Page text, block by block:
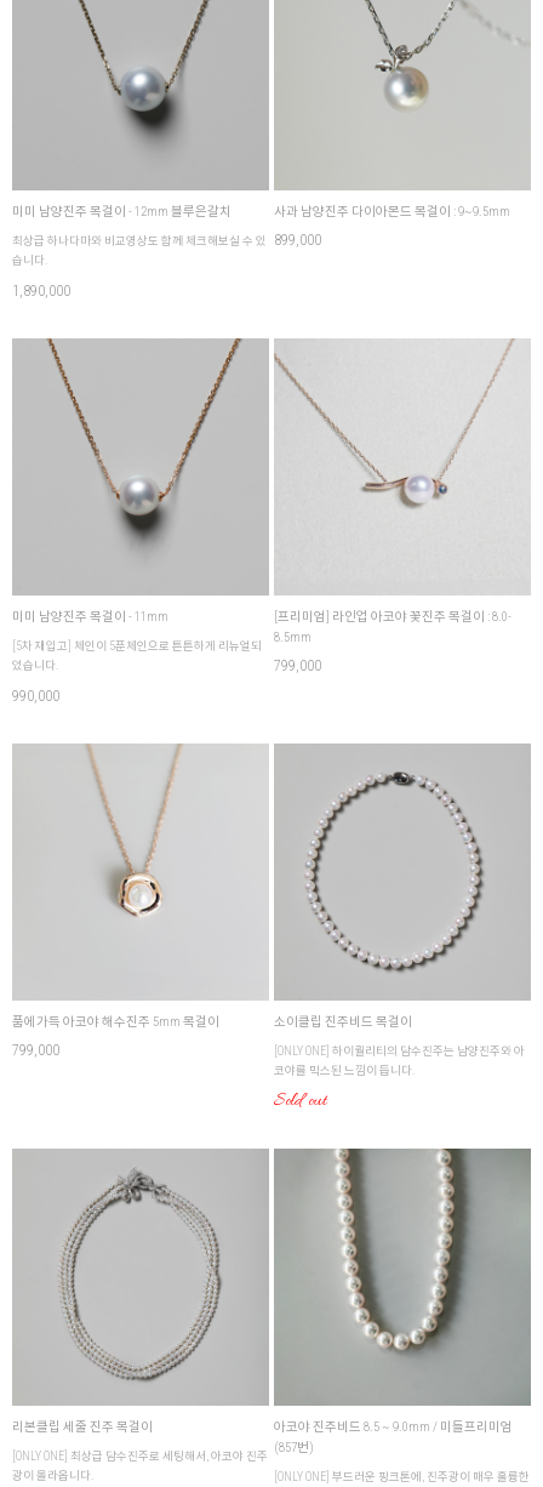
미미 남양진주 목걸이 - 12mm 블루은갈치
최상급 하나다마와 비교영상도 함께 체크해보실 수 있
습니다.
1,890,000
사과 남양진주 다이아몬드 목걸이 : 9~9.5mm
899,000
미미 남양진주 목걸이 - 11mm
[5차 재입고] 체인이 5푼체인으로 튼튼하게 리뉴얼되
었습니다.
990,000
[프리미엄] 라인업 아코야 꽃진주 목걸이 : 8.0-
8.5mm
799,000
품에가득 아코야 해수진주 5mm 목걸이
799,000
소이클립 진주비드 목걸이
[ONLY ONE] 하이퀄리티의 담수진주는 남양진주와 아
코야를 믹스된 느낌이 듭니다.
Sold out
리본클립 세줄 진주 목걸이
[ONLY ONE] 최상급 담수진주로 세팅해서, 아코야 진주
광이 올라옵니다.
아코야 진주비드 8.5 ~ 9.0mm / 미들프리미엄
(857번)
[ONLY ONE] 부드러운 핑크톤에, 진주광이 매우 훌륭한